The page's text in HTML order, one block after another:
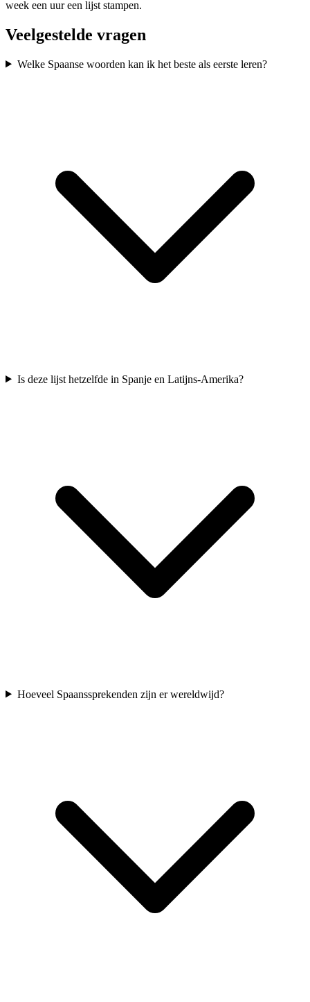
week een uur een lijst stampen.
Veelgestelde vragen
Welke Spaanse woorden kan ik het beste als eerste leren?
Is deze lijst hetzelfde in Spanje en Latijns-Amerika?
Hoeveel Spaanssprekenden zijn er wereldwijd?